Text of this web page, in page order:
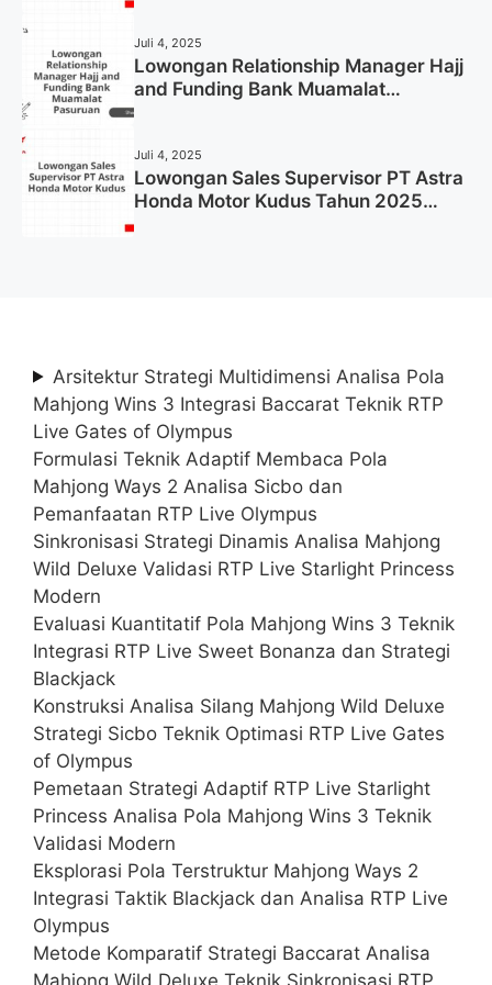
Juli 4, 2025
Lowongan Relationship Manager Hajj
and Funding Bank Muamalat
Juli 4, 2025
Lowongan Sales Supervisor PT Astra
Honda Motor Kudus Tahun 2025
Arsitektur Strategi Multidimensi Analisa Pola
Mahjong Wins 3 Integrasi Baccarat Teknik RTP
Live Gates of Olympus
Formulasi Teknik Adaptif Membaca Pola
Mahjong Ways 2 Analisa Sicbo dan
Pemanfaatan RTP Live Olympus
Sinkronisasi Strategi Dinamis Analisa Mahjong
Wild Deluxe Validasi RTP Live Starlight Princess
Modern
Evaluasi Kuantitatif Pola Mahjong Wins 3 Teknik
Integrasi RTP Live Sweet Bonanza dan Strategi
Blackjack
Konstruksi Analisa Silang Mahjong Wild Deluxe
Strategi Sicbo Teknik Optimasi RTP Live Gates
of Olympus
Pemetaan Strategi Adaptif RTP Live Starlight
Princess Analisa Pola Mahjong Wins 3 Teknik
Validasi Modern
Eksplorasi Pola Terstruktur Mahjong Ways 2
Integrasi Taktik Blackjack dan Analisa RTP Live
Olympus
Metode Komparatif Strategi Baccarat Analisa
Mahjong Wild Deluxe Teknik Sinkronisasi RTP